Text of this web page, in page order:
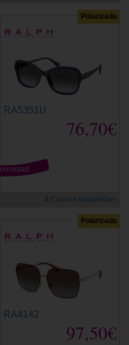
Polarizada
RA5351U
76,70€
novedad
4 Colores disponibles
Polarizada
RA4142
97,50€